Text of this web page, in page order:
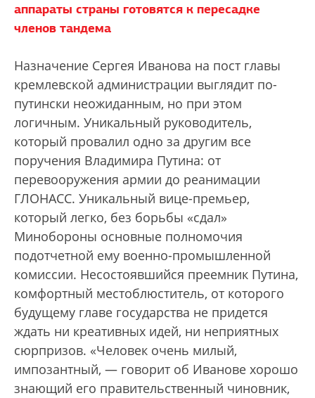
аппараты страны готовятся к пересадке
членов тандема
Назначение Сергея Иванова на пост главы
кремлевской администрации выглядит по-
путински неожиданным, но при этом
логичным. Уникальный руководитель,
который провалил одно за другим все
поручения Владимира Путина: от
перевооружения армии до реанимации
ГЛОНАСС. Уникальный вице-премьер,
который легко, без борьбы «сдал»
Минобороны основные полномочия
подотчетной ему военно-промышленной
комиссии. Несостоявшийся преемник Путина,
комфортный местоблюститель, от которого
будущему главе государства не придется
ждать ни креативных идей, ни неприятных
сюрпризов. «Человек очень милый,
импозантный, — говорит об Иванове хорошо
знающий его правительственный чиновник,